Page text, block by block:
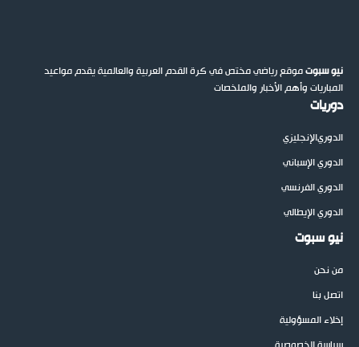
نيو سبوتموقع رياضي مختص في كرة القدم العربية والعالمية يقدم مواعيد
المباريات وأهم الأخبار والملخصات
دوريات
الدوريالإنجليزي
الدوري الإسباني
الدوري الفرنسي
الدوري الإيطالي
نيو سبوت
من نحن
اتصل بنا
إخلاء المسؤولية